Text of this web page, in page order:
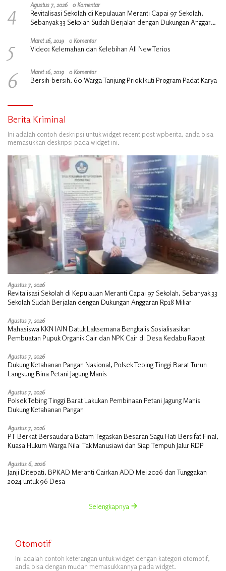
4 Agustus 7, 2026 0 Komentar
Revitalisasi Sekolah di Kepulauan Meranti Capai 97 Sekolah,
Sebanyak 33 Sekolah Sudah Berjalan dengan Dukungan Anggaran
5 Maret 16, 2019 0 Komentar
Video: Kelemahan dan Kelebihan All New Terios
6 Maret 16, 2019 0 Komentar
Bersih-bersih, 60 Warga Tanjung Priok Ikuti Program Padat Karya
Berita Kriminal
Ini adalah contoh deskripsi untuk widget recent post wpberita, anda bisa
memasukkan deskripsi pada widget ini.
Agustus 7, 2026
Revitalisasi Sekolah di Kepulauan Meranti Capai 97 Sekolah, Sebanyak 33
Sekolah Sudah Berjalan dengan Dukungan Anggaran Rp18 Miliar
Agustus 7, 2026
Mahasiswa KKN IAIN Datuk Laksemana Bengkalis Sosialisasikan
Pembuatan Pupuk Organik Cair dan NPK Cair di Desa Kedabu Rapat
Agustus 7, 2026
Dukung Ketahanan Pangan Nasional, Polsek Tebing Tinggi Barat Turun
Langsung Bina Petani Jagung Manis
Agustus 7, 2026
Polsek Tebing Tinggi Barat Lakukan Pembinaan Petani Jagung Manis
Dukung Ketahanan Pangan
Agustus 7, 2026
PT Berkat Bersaudara Batam Tegaskan Besaran Sagu Hati Bersifat Final,
Kuasa Hukum Warga Nilai Tak Manusiawi dan Siap Tempuh Jalur RDP
Agustus 6, 2026
Janji Ditepati, BPKAD Meranti Cairkan ADD Mei 2026 dan Tunggakan
2024 untuk 96 Desa
Selengkapnya
Otomotif
Ini adalah contoh keterangan untuk widget dengan kategori otomotif,
anda bisa dengan mudah memasukkannya pada widget.